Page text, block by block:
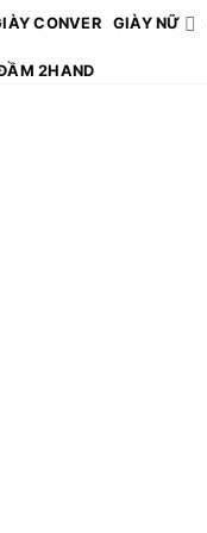
CONVER GIÀY NỮ
2HAND